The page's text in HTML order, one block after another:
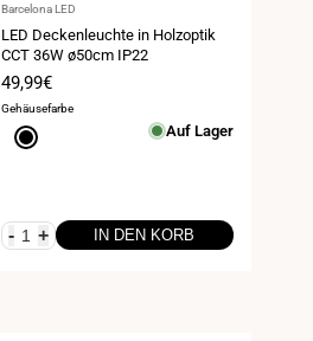
Anbieter:
Barcelona LED
LED Deckenleuchte in Holzoptik
CCT 36W ø50cm IP22
Verkaufspreis
49,99€
Gehäusefarbe
Schwarz Auf Lager
- + IN DEN KORB